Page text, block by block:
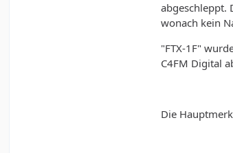
abgeschleppt.
wonach kein
"FTX-1F"
C4FM Digital
Die